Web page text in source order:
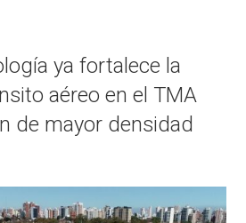
ya fortalece la
aéreo en el TMA
de mayor densidad